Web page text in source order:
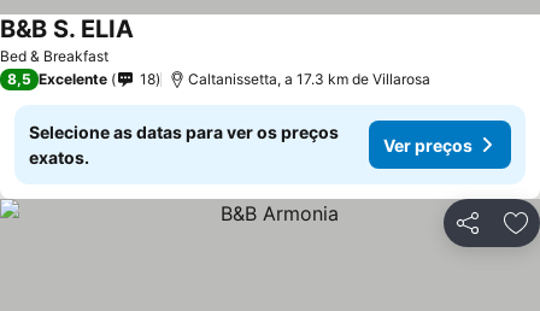
Bed & Breakfast
B&B S. ELIA
8,5 Excelente 18 Caltanissetta, a 17.3 km de Villarosa
Selecione as datas para ver os preços
exatos.
Ver preços
Partilhar